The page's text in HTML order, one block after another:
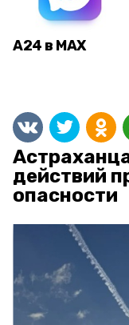
А24 в MAX
действий
опасности